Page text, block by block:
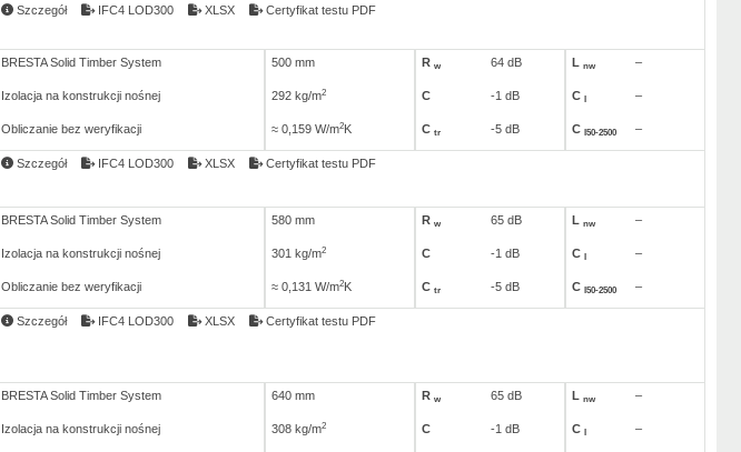
Szczegół IFC4 LOD300 XLSX Certyfikat testu PDF
BRESTA Solid Timber System 500 mm R w 64 dB L nw –
Izolacja na konstrukcji nośnej 292 kg/m2 C -1 dB C –
Obliczanie bez weryfikacji ≈ 0,159 W/m2K C tr -5 dB C I50-2500 –
Szczegół IFC4 LOD300 XLSX Certyfikat testu PDF
BRESTA Solid Timber System 580 mm R w 65 dB L nw –
Izolacja na konstrukcji nośnej 301 kg/m2 C -1 dB C –
Obliczanie bez weryfikacji ≈ 0,131 W/m2K C tr -5 dB C I50-2500 –
Szczegół IFC4 LOD300 XLSX Certyfikat testu PDF
BRESTA Solid Timber System 640 mm R w 65 dB L nw –
Izolacja na konstrukcji nośnej 308 kg/m2 C -1 dB C –